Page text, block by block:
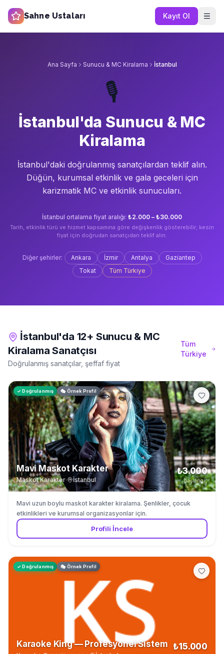
Sahne Ustaları Kayıt Ol
Ana Sayfa Sunucu & MC Kiralama İstanbul
🎙️
İstanbul'da Sunucu & MC
Kiralama
İstanbul'daki doğrulanmış sanatçılardan teklif alın.
Düğün, kurumsal etkinlik ve gala geceleri için
karizmatik MC ve etkinlik sunucuları.
İstanbul ortalama fiyat aralığı: ₺2.000 – ₺30.000
Tarih, etkinlik türü ve hizmet kapsamına göre değişkenlik gösterebilir; kesin
fiyat için doğrudan sanatçıdan teklif alın.
Diğer şehirler: Ankara İzmir Antalya
Gaziantep
Tokat
Tüm Türkiye
İstanbul'da 12+ Sunucu & MC
Kiralama Sanatçısı
Doğrulanmış sanatçılar, şeffaf fiyat
Tüm
Türkiye
✓ Doğrulanmış 🎭 Örnek Profil
Mavi Maskot Karakter
Maskot Karakter· İstanbul
₺3.000
başlangıç
Mavi uzun boylu maskot karakter kiralama. Şenlikler, çocuk
etkinlikleri ve kurumsal organizasyonlar için.
Profili İncele
✓ Doğrulanmış 🎭 Örnek Profil
Karaoke King — Profesyonel Sistem ₺15.000